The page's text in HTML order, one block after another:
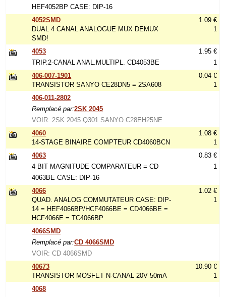
HEF4052BP CASE: DIP-16
4052SMD
DUAL 4 CANAL ANALOGUE MUX DEMUX
SMD!
1.09 €
1
4053
TRIP.2-CANAL ANAL.MULTIPL. CD4053BE
1.95 €
1
406-007-1901
TRANSISTOR SANYO CE28DN5 = 2SA608
0.04 €
1
406-011-2802
Remplacé par:2SK 2045
VOIR: 2SK 2045 Q301 SANYO C28EH25NE
4060
14-STAGE BINAIRE COMPTEUR CD4060BCN
1.08 €
1
4063
4 BIT MAGNITUDE COMPARATEUR = CD
4063BE CASE: DIP-16
0.83 €
1
4066
QUAD. ANALOG COMMUTATEUR CASE: DIP-
14 = HEF4066BP/HCF4066BE = CD4066BE =
HCF4066E = TC4066BP
1.02 €
1
4066SMD
Remplacé par:CD 4066SMD
VOIR: CD 4066SMD
40673
TRANSISTOR MOSFET N-CANAL 20V 50mA
10.90 €
1
4068